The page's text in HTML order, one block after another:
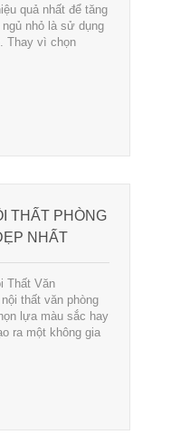
quả nhất để tăng
nhỏ là sử dụng
Thay vì chọn
THẤT PHÒNG
NHẤT
Thất Văn
thất văn phòng
lựa màu sắc hay
ra một không gia